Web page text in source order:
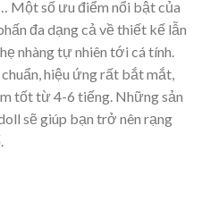
Một số ưu điểm nổi bật của
đa dạng cả về thiết kế lẫn
nhàng tự nhiên tới cá tính.
hiệu ứng rất bắt mắt,
tốt từ 4-6 tiếng. Những sản
sẽ giúp bạn trở nên rạng